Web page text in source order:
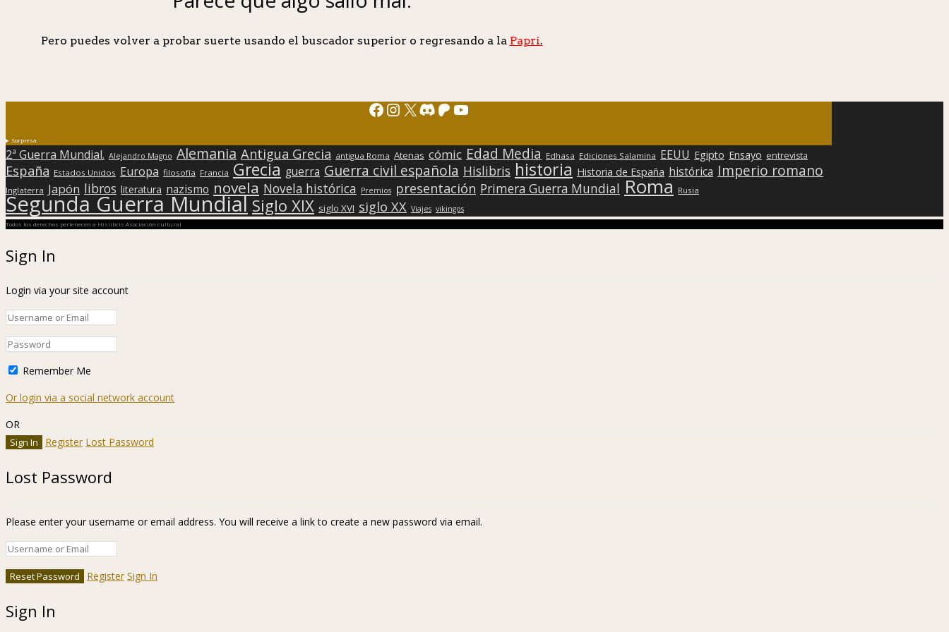
Pero puedes volver a probar suerte usando el buscador superior o regresando a la Papri.
Facebook
Instagram
X Discord
Patreon
YouTube
Sorpresa
2ª Guerra Mundial. Alejandro Magno Alemania Antigua Grecia antigua Roma Atenas cómic Edad Media Edhasa Ediciones Salamina EEUU Egipto Ensayo entrevista
España Estados Unidos Europa filosofía Francia Grecia guerra Guerra civil española Hislibris historia Historia de España histórica Imperio romano
Inglaterra Japón libros literatura nazismo novela Novela histórica Premios presentación Primera Guerra Mundial Roma Rusia
Segunda Guerra Mundial Siglo XIX siglo XVI siglo XX Viajes vikingos
Todos los derechos pertenecen a Hislibris Asociación cultural
Sign In
Login via your site account
Remember Me
Or login via a social network account
OR
Register Lost Password
Lost Password
Please enter your username or email address. You will receive a link to create a new password via email.
Register Sign In
Sign In